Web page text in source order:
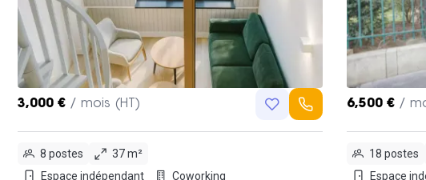
3,000 € / mois (HT)
8 postes
37 m²
Espace indépendant
Coworking
6,500 € /
18 postes
Espace